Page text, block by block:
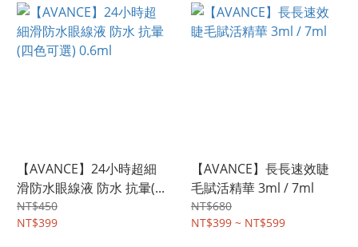
【AVANCE】24小時超細
滑防水眼線液 防水 抗暈(...
NT$450
NT$399
【AVANCE】長長速效睫
毛賦活精華 3ml / 7ml
NT$680
NT$399 ~ NT$599